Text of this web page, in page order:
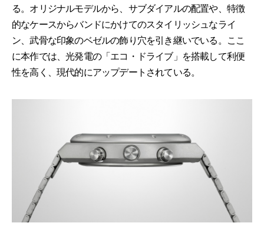
る。オリジナルモデルから、サブダイアルの配置や、特徴
的なケースからバンドにかけてのスタイリッシュなライ
ン、武骨な印象のベゼルの飾り穴を引き継いでいる。ここ
に本作では、光発電の「エコ・ドライブ」を搭載して利便
性を高く、現代的にアップデートされている。